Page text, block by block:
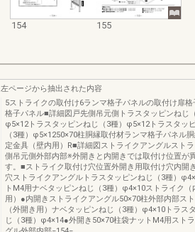
154 155
左ページから抽出された内容
5ストライクの取付け6ランマ格子パネルの取付け扉格
格子パネル■詳細図戸先側吊元側トラスタッピンねじ（
φ5×12トラスタッピンねじ（3種）φ5×12トラスタッ
（3種）φ5×1250×70柱胴縁取付材ランマ格子パネル
定金具（壁内用）R■詳細図ストライクアングルスト
側吊元側外部内部※外開きと内開きでは取付け位置が
す。■ストライク取付け穴位置外開き用取付け穴内開
穴ストライクアングルトラスタッピンねじ（3種）
トM4用ナベタッピンねじ（3種）φ4×10ストライク（
用）●内開きストライクアングル50×70柱外部内部ス
（外開き用）ナベタッピンねじ（3種）φ4×10トラス
じ（3種）φ4×14●外開き50×70柱袋ナットM4用スト